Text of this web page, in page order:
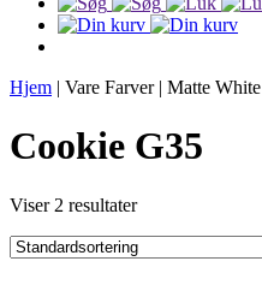
Hjem | Vare Farver| Matte White
Cookie G35
Viser 2 resultater